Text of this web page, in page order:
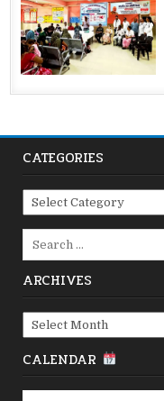
CATEGORIES
Categories
ARCHIVES
Archives
CALENDAR